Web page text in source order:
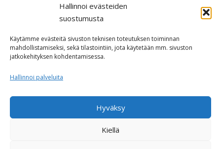
Hallinnoi evästeiden
suostumusta
Käytämme evästeitä sivuston teknisen toteutuksen toiminnan
mahdollistamiseksi, sekä tilastointiin, jota käytetään mm. sivuston
jatkokehityksen kohdentamisessa.
Hallinnoi palveluita
Hyväksy
Kiellä
IN LUST BAARIMIITTI
SEINÄJOKI